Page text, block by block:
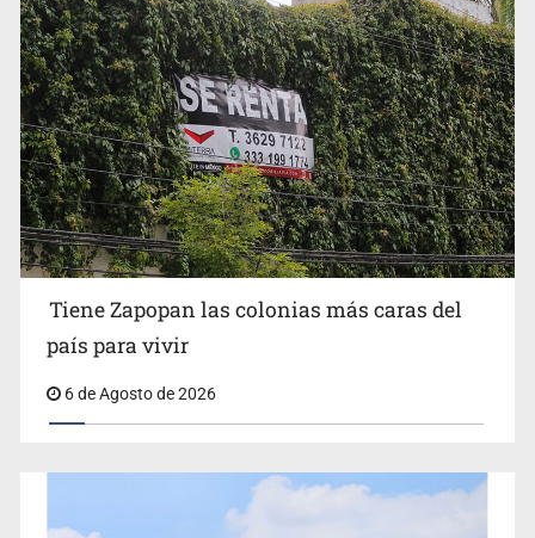
Impulsan jornada informativa sobre epilepsia en Six
Flags
Tiene Zapopan las colonias más caras del
país para vivir
6 de Agosto de 2026